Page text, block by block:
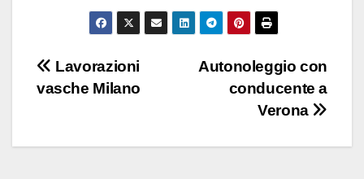
Navigazione
Autonoleggio con
conducente a
Verona
Lavorazioni
vasche Milano